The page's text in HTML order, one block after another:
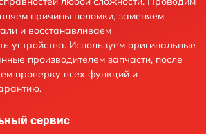
причины поломки, заменяем
и восстанавливаем
устройства. Используем оригинальные
производителем запчасти, после
проверку всех функций и
сервис